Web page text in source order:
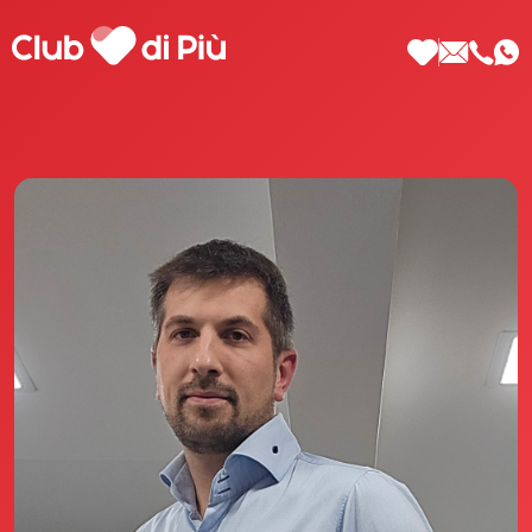
Scopri Club di Più
Le testimonianze Club di Più
La fondatrice Valeria Pilla
Annunci Donne
Agenzia matrimoniale Club di Più
Love Notebook